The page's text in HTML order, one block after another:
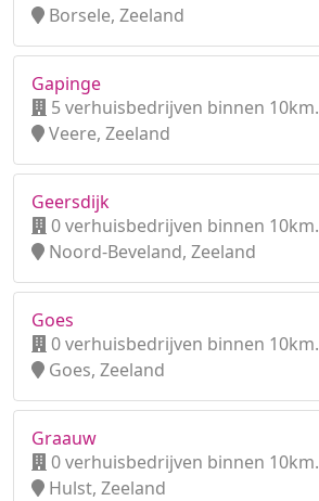
Borsele, Zeeland
Gapinge
5 verhuisbedrijven binnen 10km.
Veere, Zeeland
Geersdijk
0 verhuisbedrijven binnen 10km.
Noord-Beveland, Zeeland
Goes
0 verhuisbedrijven binnen 10km.
Goes, Zeeland
Graauw
0 verhuisbedrijven binnen 10km.
Hulst, Zeeland